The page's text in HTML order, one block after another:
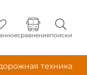
сравненияпоиски
техника